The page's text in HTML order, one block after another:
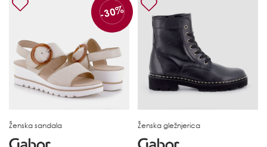
-30%
Ženska sandala Ženska gležnjerica